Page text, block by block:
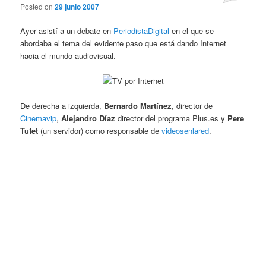
Posted on29 junio 2007
Ayer asistí a un debate en PeriodistaDigital en el que se
abordaba el tema del evidente paso que está dando Internet
hacia el mundo audiovisual.
De derecha a izquierda, Bernardo Martínez, director de
Cinemavip,Alejandro Díaz director del programa Plus.es y Pere
Tufet (un servidor) como responsable devideosenlared.